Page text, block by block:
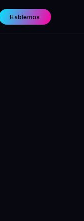
Hablemos